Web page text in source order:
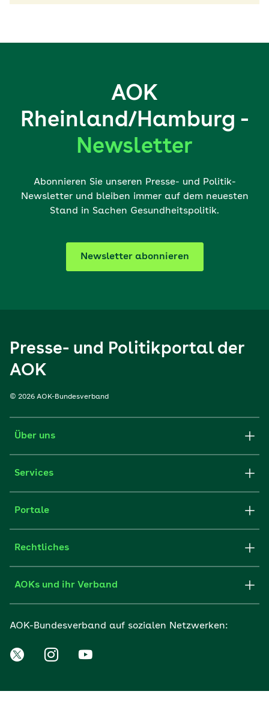
AOK
Rheinland/Hamburg -
Newsletter
Abonnieren Sie unseren Presse- und Politik-
Newsletter und bleiben immer auf dem neuesten
Stand in Sachen Gesundheitspolitik.
Newsletter abonnieren
Presse- und Politikportal der
AOK
© 2026 AOK-Bundesverband
Über uns
Services
Portale
Rechtliches
AOKs und ihr Verband
AOK-Bundesverband auf sozialen Netzwerken: